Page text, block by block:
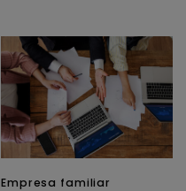
Empresa familiar